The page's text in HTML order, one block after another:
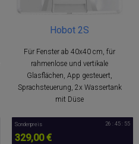
Hobot 2S
Für Fenster ab 40x40 cm, für
rahmenlose und vertikale
Glasflächen, App gesteuert,
Sprachsteuerung, 2x Wassertank
mit Düse
Sonderpreis
329,00 €
26 : 45 : 54